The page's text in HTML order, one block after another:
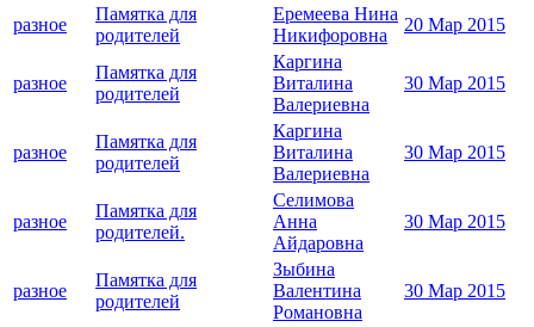
разное
Памятка для
родителей
Еремеева Нина
Никифоровна
20 Мар 2015
разное
Памятка для
родителей
Каргина
Виталина
Валериевна
30 Мар 2015
разное
Памятка для
родителей
Каргина
Виталина
Валериевна
30 Мар 2015
разное
Памятка для
родителей.
Селимова
Анна
Айдаровна
30 Мар 2015
разное
Памятка для
родителей
Зыбина
Валентина
Романовна
30 Мар 2015